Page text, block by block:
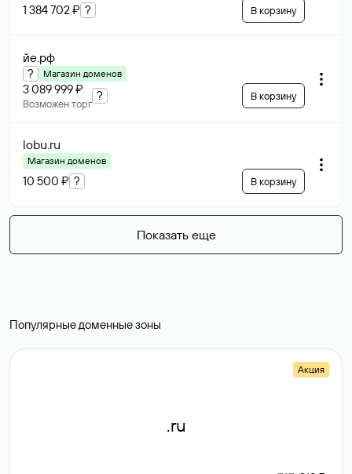
1 384 702 ₽ ? В корзину
йе.рф
? Магазин доменов
3 089 999 ₽
Возможен торг
? В корзину
lobu.ru
Магазин доменов
10 500 ₽ ? В корзину
Показать еще
Популярные доменные зоны
Акция
.ru